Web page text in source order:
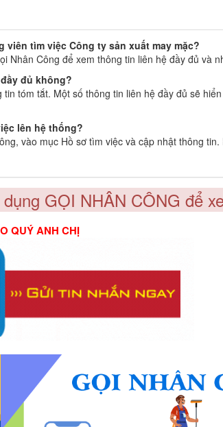
viên tìm việc Công ty sản xuất may mặc?
Nhân Công để xem thông tin liên hệ đầy đủ và
đủ không?
tin tóm tắt. Một số thông tin liên hệ đầy đủ sẽ
lên hệ thống?
vào mục Hồ sơ tìm việc và cập nhật thông
GỌI NHÂN CÔNG để
QUÝ ANH CHỊ